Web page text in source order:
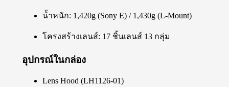
น้ำหนัก: 1,420g (Sony E) / 1,430g (L-Mount)
โครงสร้างเลนส์: 17 ชิ้นเลนส์ 13 กลุ่ม
อุปกรณ์ในกล่อง
Lens Hood (LH1126-01)